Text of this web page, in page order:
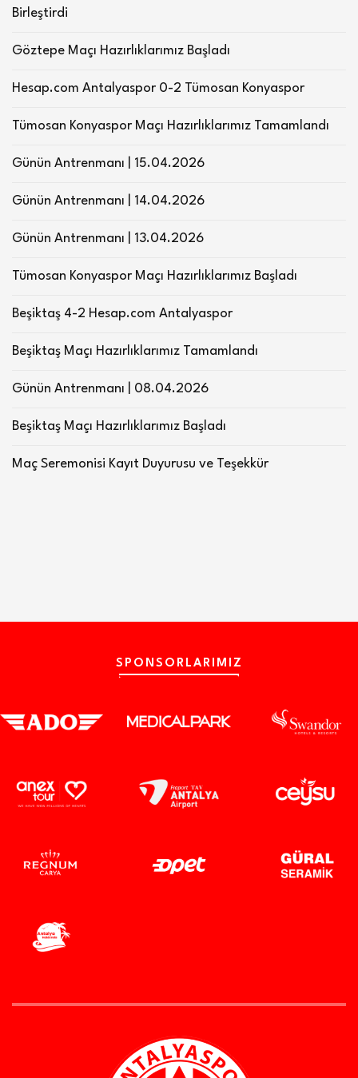
Birleştirdi
Göztepe Maçı Hazırlıklarımız Başladı
Hesap.com Antalyaspor 0-2 Tümosan Konyaspor
Tümosan Konyaspor Maçı Hazırlıklarımız Tamamlandı
Günün Antrenmanı | 15.04.2026
Günün Antrenmanı | 14.04.2026
Günün Antrenmanı | 13.04.2026
Tümosan Konyaspor Maçı Hazırlıklarımız Başladı
Beşiktaş 4-2 Hesap.com Antalyaspor
Beşiktaş Maçı Hazırlıklarımız Tamamlandı
Günün Antrenmanı | 08.04.2026
Beşiktaş Maçı Hazırlıklarımız Başladı
Maç Seremonisi Kayıt Duyurusu ve Teşekkür
SPONSORLARIMIZ